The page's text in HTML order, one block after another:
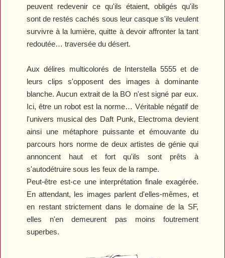
peuvent redevenir ce qu'ils étaient, obligés qu'ils
sont de restés cachés sous leur casque s'ils veulent
survivre à la lumière, quitte à devoir affronter la tant
redoutée… traversée du désert.
Aux délires multicolorés de Interstella 5555 et de
leurs clips s'opposent des images à dominante
blanche. Aucun extrait de la BO n'est signé par eux.
Ici, être un robot est la norme… Véritable négatif de
l'univers musical des Daft Punk, Electroma devient
ainsi une métaphore puissante et émouvante du
parcours hors norme de deux artistes de génie qui
annoncent haut et fort qu'ils sont prêts à
s'autodétruire sous les feux de la rampe.
Peut-être est-ce une interprétation finale exagérée.
En attendant, les images parlent d'elles-mêmes, et
en restant strictement dans le domaine de la SF,
elles n'en demeurent pas moins foutrement
superbes.